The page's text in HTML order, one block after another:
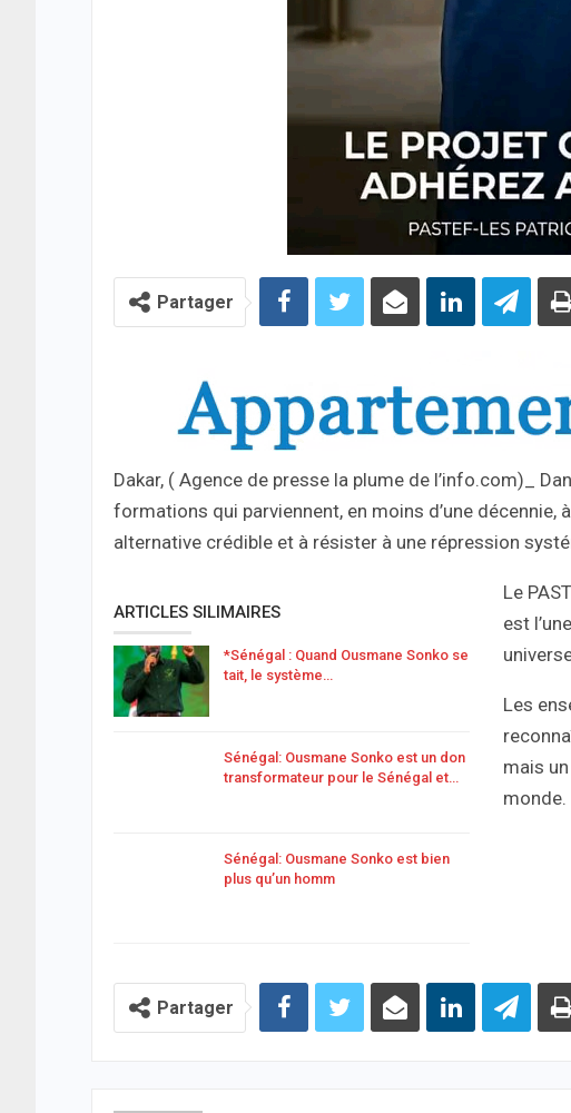
Partager
Dakar, ( Agence de presse la plume de l’info.com)_
formations qui parviennent, en moins d’une décennie,
alternative crédible et à résister à une répression
ARTICLES SILIMAIRES
*Sénégal : Quand Ousmane Sonko se
tait, le système…
Sénégal: Ousmane Sonko est un don
transformateur pour le Sénégal et…
Sénégal: Ousmane Sonko est bien
plus qu’un homm
Le
est
Les
mais
monde.
Partager